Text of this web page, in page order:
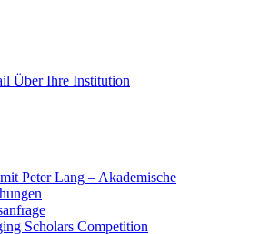
Über Ihre Institution
Peter Lang – Akademische
Scholars Competition